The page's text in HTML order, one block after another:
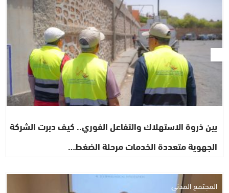
بين ذروة الاستهلاك والتفاعل الفوري.. كيف دبرت الشركة
الجهوية متعددة الخدمات مرحلة الضغط…
المجتمع المدني